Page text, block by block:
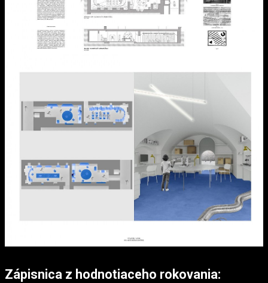
Zápisnica z hodnotiaceho rokovania: